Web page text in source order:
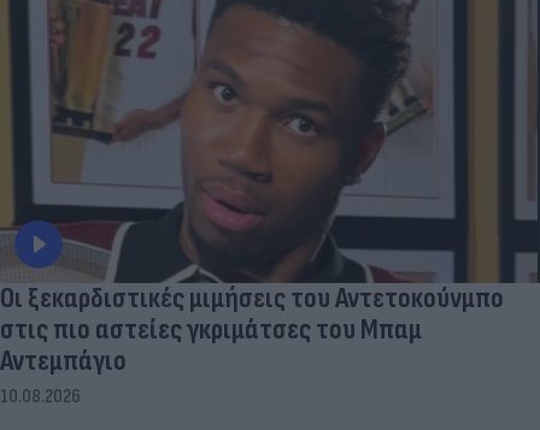
Οι ξεκαρδιστικές μιμήσεις του Αντετοκούνμπο
στις πιο αστείες γκριμάτσες του Μπαμ
Αντεμπάγιο
10.08.2026